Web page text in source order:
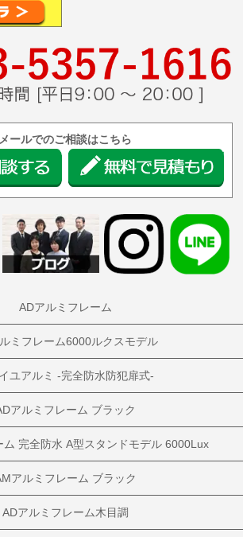
メールでのご相談はこちら
ADアルミフレーム
ミフレーム6000ルクスモデル
ユアルミ -完全防水防犯扉式-
アルミフレーム ブラック
ム 完全防水 A型スタンドモデル 6000Lux
アルミフレーム ブラック
ADアルミフレーム木目調